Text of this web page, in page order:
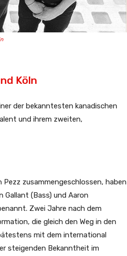
Köln
der bekanntesten kanadischen
und ihrem zweiten,
Pezz zusammengeschlossen, haben
Gallant (Bass) und Aaron
Zwei Jahre nach dem
die gleich den Weg in den
mit dem international
steigenden Bekanntheit im